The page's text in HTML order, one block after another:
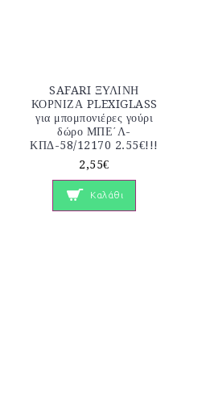
SAFARI ΞΥΛΙΝΗ
ΚΟΡΝΙΖΑ PLEXIGLASS
για μπομπονιέρες γούρι
δώρο ΜΠΕ΄Λ-
ΚΠΔ-58/12170 2.55€!!!
2,55€
Καλάθι